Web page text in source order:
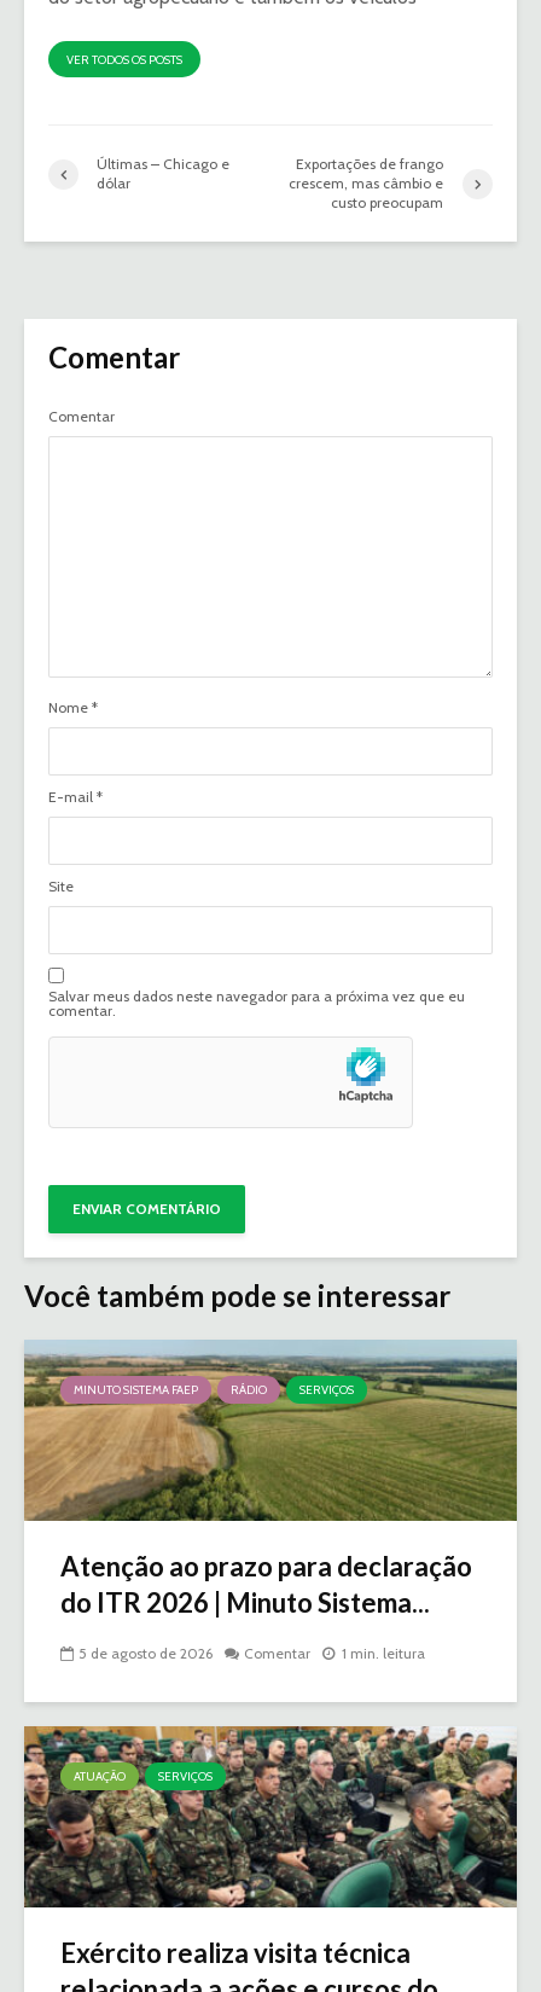
VER TODOS OS POSTS
Últimas – Chicago e
dólar
Exportações de frango
crescem, mas câmbio e
custo preocupam
Comentar
Comentar
Nome *
E-mail *
Site
Salvar meus dados neste navegador para a próxima vez que eu
comentar.
Você também pode se interessar
MINUTO SISTEMA FAEP RÁDIO SERVIÇOS
Atenção ao prazo para declaração
do ITR 2026 | Minuto Sistema...
5 de agosto de 2026 Comentar 1 min. leitura
ATUAÇÃO SERVIÇOS
Exército realiza visita técnica